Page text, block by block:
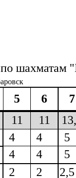
шахматам
5 6 7
11 11
4 4 5
4 4 5
2 2 2,5